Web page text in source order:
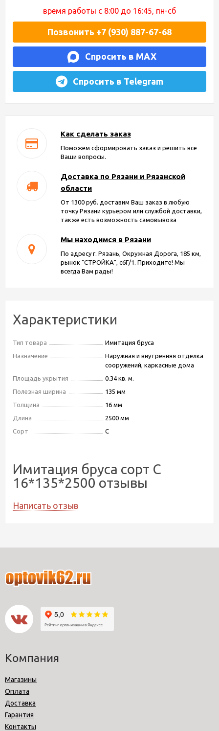
время работы с 8:00 до 16:45, пн-сб
Позвонить +7 (930) 887-67-68
Спросить в MAX
Спросить в Telegram
Как сделать заказ
Поможем сформировать заказ и решить все
Ваши вопросы.
Доставка по Рязани и Рязанской
области
От 1300 руб. доставим Ваш заказ в любую
точку Рязани курьером или службой доставки,
также есть возможность самовывоза
Мы находимся в Рязани
По адресу г. Рязань, Окружная Дорога, 185 км,
рынок "СТРОЙКА", с6Г/1. Приходите! Мы
всегда Вам рады!
Характеристики
Тип товара
Имитация бруса
Назначение
Наружная и внутренняя отделка
сооружений, каркасные дома
Площадь укрытия
0.34 кв. м.
Полезная ширина
135 мм
Толщина
16 мм
Длина
2500 мм
Сорт
С
Имитация бруса сорт С
16*135*2500 отзывы
Написать отзыв
Компания
Магазины
Оплата
Доставка
Гарантия
Контакты